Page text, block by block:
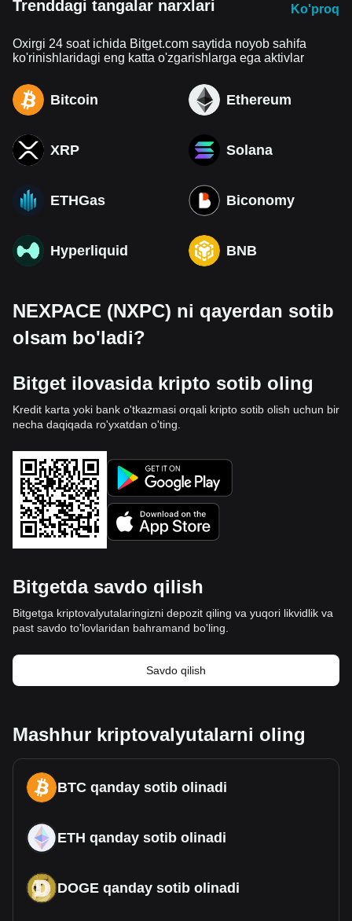
Trenddagi tangalar narxlari Ko'proq
Oxirgi 24 soat ichida Bitget.com saytida noyob sahifa
ko'rinishlaridagi eng katta o'zgarishlarga ega aktivlar
Bitcoin Ethereum
XRP Solana
ETHGas Biconomy
Hyperliquid BNB
NEXPACE (NXPC) ni qayerdan sotib
olsam bo'ladi?
Bitget ilovasida kripto sotib oling
Kredit karta yoki bank o'tkazmasi orqali kripto sotib olish uchun bir
necha daqiqada ro'yxatdan o'ting.
Bitgetda savdo qilish
Bitgetga kriptovalyutalaringizni depozit qiling va yuqori likvidlik va
past savdo to'lovlaridan bahramand bo'ling.
Savdo qilish
Mashhur kriptovalyutalarni oling
BTC qanday sotib olinadi
ETH qanday sotib olinadi
DOGE qanday sotib olinadi